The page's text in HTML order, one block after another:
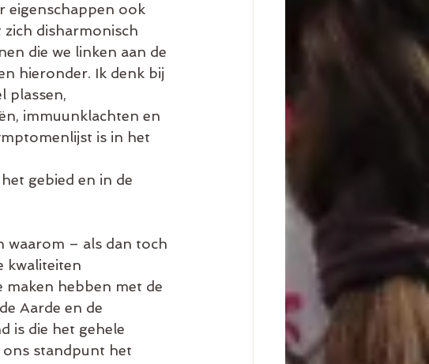
eigenschappen ook
zich disharmonisch
die we linken aan de
hieronder. Ik denk bij
plassen,
immuunklachten en
is in het
gebied en in de
waarom – als dan toch
kwaliteiten
maken hebben met de
Aarde en de
is die het gehele
ons standpunt het